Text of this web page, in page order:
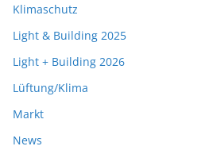
Klimaschutz
Light & Building 2025
Light + Building 2026
Lüftung/Klima
Markt
News